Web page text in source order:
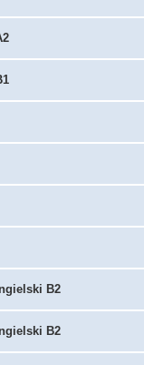
B2
B2